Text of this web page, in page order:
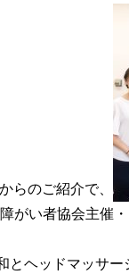
らのご紹介で、
がい者協会主催
とヘッドマッサ